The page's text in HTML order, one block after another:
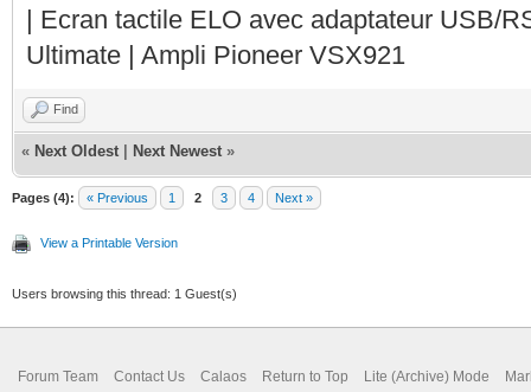
| Ecran tactile ELO avec adaptateur USB/
Ultimate | Ampli Pioneer VSX921
Find
« Next Oldest Next Newest »
Pages (4): « Previous 1 2 3 4 Next »
View a Printable Version
Users browsing this thread: 1 Guest(s)
Forum Team Contact Us Calaos Return to Top Lite (Archive) Mode